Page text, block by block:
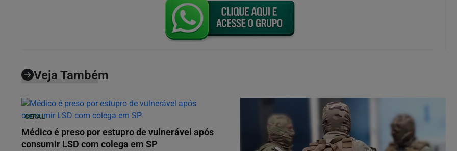
Veja Também
GERAL
Médico é preso por estupro de vulnerável após
consumir LSD com colega em SP